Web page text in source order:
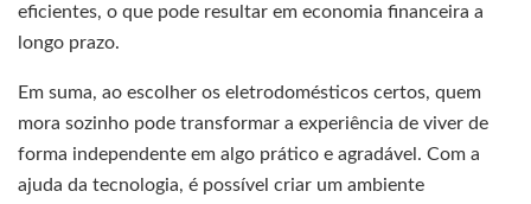
eficientes, o que pode resultar em economia financeira a
longo prazo.
Em suma, ao escolher os eletrodomésticos certos, quem
mora sozinho pode transformar a experiência de viver de
forma independente em algo prático e agradável. Com a
ajuda da tecnologia, é possível criar um ambiente